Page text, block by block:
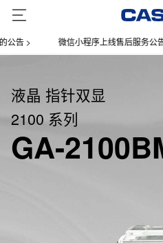
> 微信小程序上线售后服务公告 >
液晶 指针双显
2100 系列
GA-